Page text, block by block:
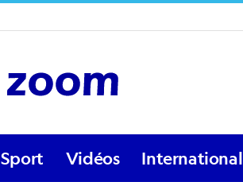
Lezoom
Sport Vidéos International